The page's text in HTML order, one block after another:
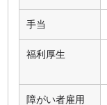
手当
福利厚生
障がい者雇用